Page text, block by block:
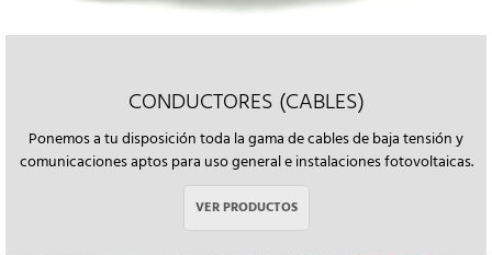
CONDUCTORES (CABLES)
Ponemos a tu disposición toda la gama de cables de baja tensión y
comunicaciones aptos para uso general e instalaciones fotovoltaicas.
VER PRODUCTOS